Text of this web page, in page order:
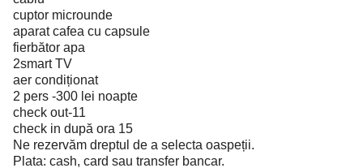
cuptor microunde
aparat cafea cu capsule
fierbător apa
2smart TV
aer condiționat
2 pers -300 lei noapte
check out-11
check in după ora 15
Ne rezervăm dreptul de a selecta oaspeții.
Plata: cash, card sau transfer bancar.